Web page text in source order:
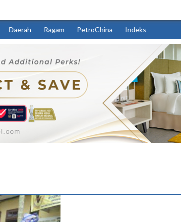
Daerah Ragam PetroChina Indeks